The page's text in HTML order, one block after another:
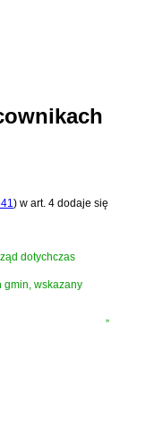
) w art. 4 dodaje się
dotychczas
gmin, wskazany
”